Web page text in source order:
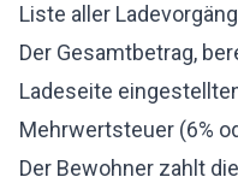
Liste aller
Der Gesamtbetrag,
Ladeseite
Mehrwertsteuer (6%
Der Bewohner zahlt